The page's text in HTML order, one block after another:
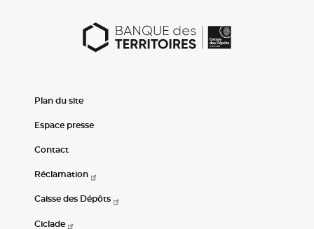
Plan du site
Espace presse
Contact
Réclamation
Caisse des Dépôts
Ciclade